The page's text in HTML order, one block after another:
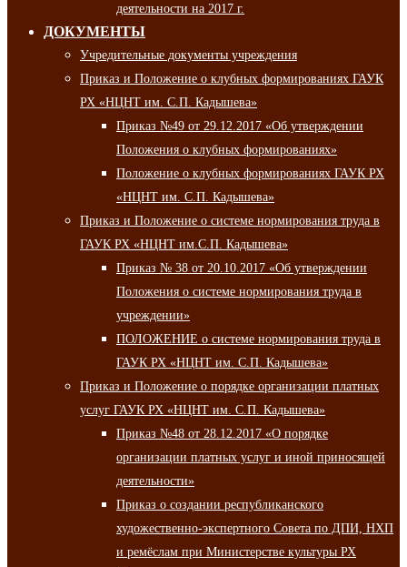
деятельности на 2017 г.
ДОКУМЕНТЫ
Учредительные документы учреждения
Приказ и Положение о клубных формированиях ГАУК
РХ «НЦНТ им. С.П. Кадышева»
Приказ №49 от 29.12.2017 «Об утверждении
Положения о клубных формированиях»
Положение о клубных формированиях ГАУК РХ
«НЦНТ им. С.П. Кадышева»
Приказ и Положение о системе нормирования труда в
ГАУК РХ «НЦНТ им.С.П. Кадышева»
Приказ № 38 от 20.10.2017 «Об утверждении
Положения о системе нормирования труда в
учреждении»
ПОЛОЖЕНИЕ о системе нормирования труда в
ГАУК РХ «НЦНТ им. С.П. Кадышева»
Приказ и Положение о порядке организации платных
услуг ГАУК РХ «НЦНТ им. С.П. Кадышева»
Приказ №48 от 28.12.2017 «О порядке
организации платных услуг и иной приносящей
деятельности»
Приказ о создании республиканского
художественно-экспертного Совета по ДПИ, НХП
и ремёслам при Министерстве культуры РХ